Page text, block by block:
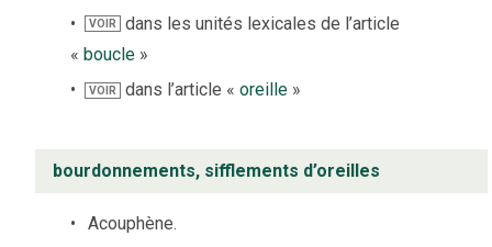
VOIR
dans les unités lexicales de l’article
« boucle »
VOIR dans l’article «oreille »
bourdonnements, sifflements d’oreilles
Acouphène.